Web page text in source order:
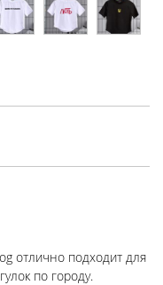
отлично подходит для
по городу.